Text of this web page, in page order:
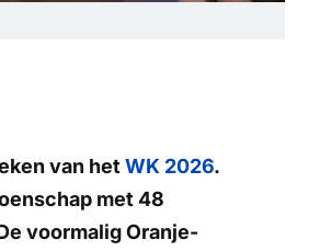
van het WK 2026.
met 48
voormalig Oranje-